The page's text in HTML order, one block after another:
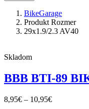
BikeGarage
Produkt Rozmer
29x1.9/2.3 AV40
Skladom
BBB BTI-89
8,95€ – 10,95€